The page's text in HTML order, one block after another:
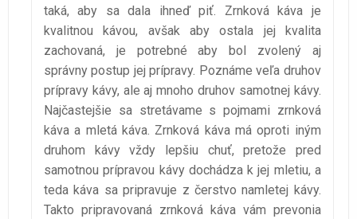
taká, aby sa dala ihneď piť. Zrnková káva je
kvalitnou kávou, avšak aby ostala jej kvalita
zachovaná, je potrebné aby bol zvolený aj
správny postup jej prípravy. Poznáme veľa druhov
prípravy kávy, ale aj mnoho druhov samotnej kávy.
Najčastejšie sa stretávame s pojmami zrnková
káva a mletá káva. Zrnková káva má oproti iným
druhom kávy vždy lepšiu chuť, pretože pred
samotnou prípravou kávy dochádza k jej mletiu, a
teda káva sa pripravuje z čerstvo namletej kávy.
Takto pripravovaná zrnková káva vám prevonia